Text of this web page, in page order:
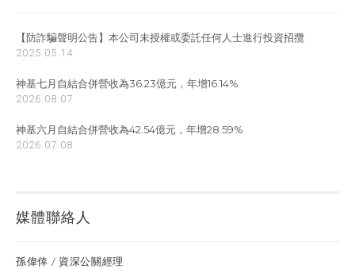
【防詐騙聲明公告】本公司未授權或委託任何人士進行投資招攬
2025.05.14
神基七月自結合併營收為36.23億元，年增16.14%
2026.08.07
神基六月自結合併營收為42.54億元，年增28.59%
2026.07.08
媒體聯絡人
孫偉倖 / 資深公關經理